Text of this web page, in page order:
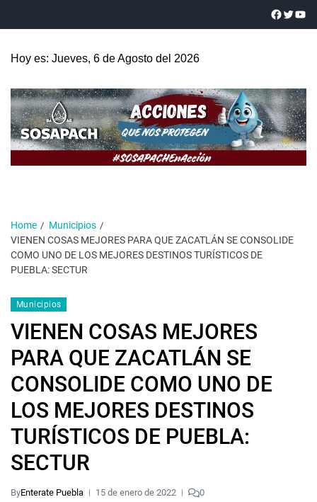
Hoy es: Jueves, 6 de Agosto del 2026
Home
Municipios
VIENEN COSAS MEJORES PARA QUE ZACATLÁN SE CONSOLIDE
COMO UNO DE LOS MEJORES DESTINOS TURÍSTICOS DE
PUEBLA: SECTUR
Municipios
VIENEN COSAS MEJORES
PARA QUE ZACATLÁN SE
CONSOLIDE COMO UNO DE
LOS MEJORES DESTINOS
TURÍSTICOS DE PUEBLA:
SECTUR
ByEnterate Puebla 15 de enero de 2022 0